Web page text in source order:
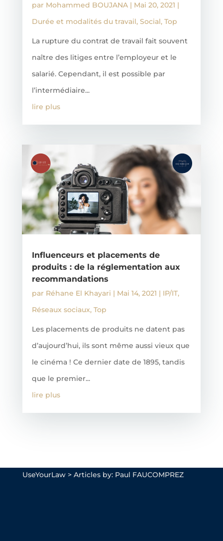
par Mohammed BOUJANA| Mai 20, 2021 |
Durée et modalités du travail, Social, Top
La rupture du contrat de travail fait souvent
naître des litiges entre l’employeur et le
salarié. Cependant, il est possible par
l’intermédiaire...
lire plus
Influenceurs et placements de
produits : de la réglementation aux
recommandations
par Réhane El Khayari | Mai 14, 2021 | IP/IT,
Réseaux sociaux, Top
Les placements de produits ne datent pas
d’aujourd’hui, ils sont même aussi vieux que
le cinéma ! Ce dernier date de 1895, tandis
que le premier...
lire plus
UseYourLaw> Articles by: Paul FAUCOMPREZ